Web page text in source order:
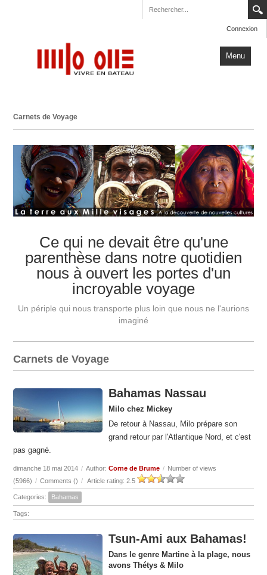
Connexion
Menu
Carnets de Voyage
Actualités
Plus
Carnets de Voyage
Ce qui ne devait être qu'une
parenthèse dans notre quotidien
nous à ouvert les portes d'un
incroyable voyage
Un périple qui nous transporte plus loin que nous ne l'aurions
imaginé
Carnets de Voyage
Bahamas Nassau
Milo chez Mickey
De retour à Nassau, Milo prépare son
grand retour par l'Atlantique Nord, et c'est
pas gagné.
dimanche 18 mai 2014 / Author:Corne de Brume / Number of views
(5966) / Comments () / Article rating: 2.5
Categories: Bahamas
Tags:
Tsun-Ami aux Bahamas!
Dans le genre Martine à la plage, nous
avons Thétys & Milo